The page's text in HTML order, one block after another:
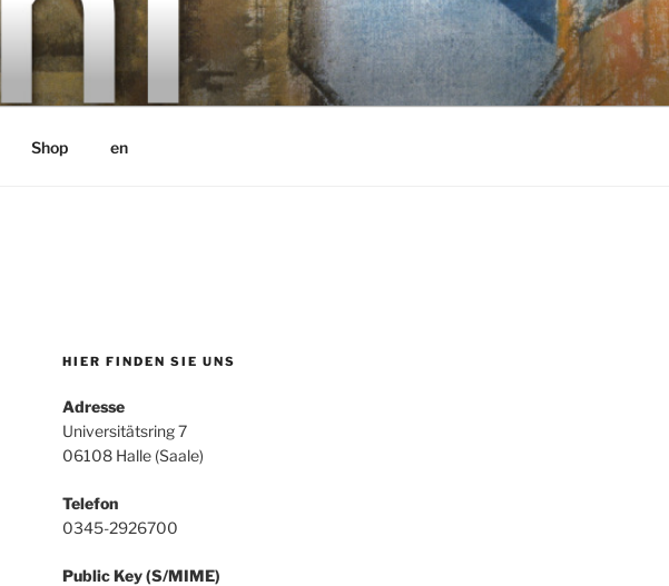
Shop en
HIER FINDEN SIE UNS
Adresse
Universitätsring 7
06108 Halle (Saale)
Telefon
0345-2926700
Public Key (S/MIME)